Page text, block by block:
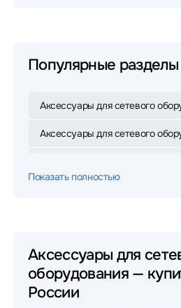
Популярные разделы
Аксессуары для сетевого
Аксессуары для сетевого
Аксессуары для сетевого
Аксессуары для сетевого
Показать полностью
Аксессуары для
оборудования —
России